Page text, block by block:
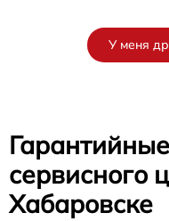
У меня
сервисного
Хабаровске